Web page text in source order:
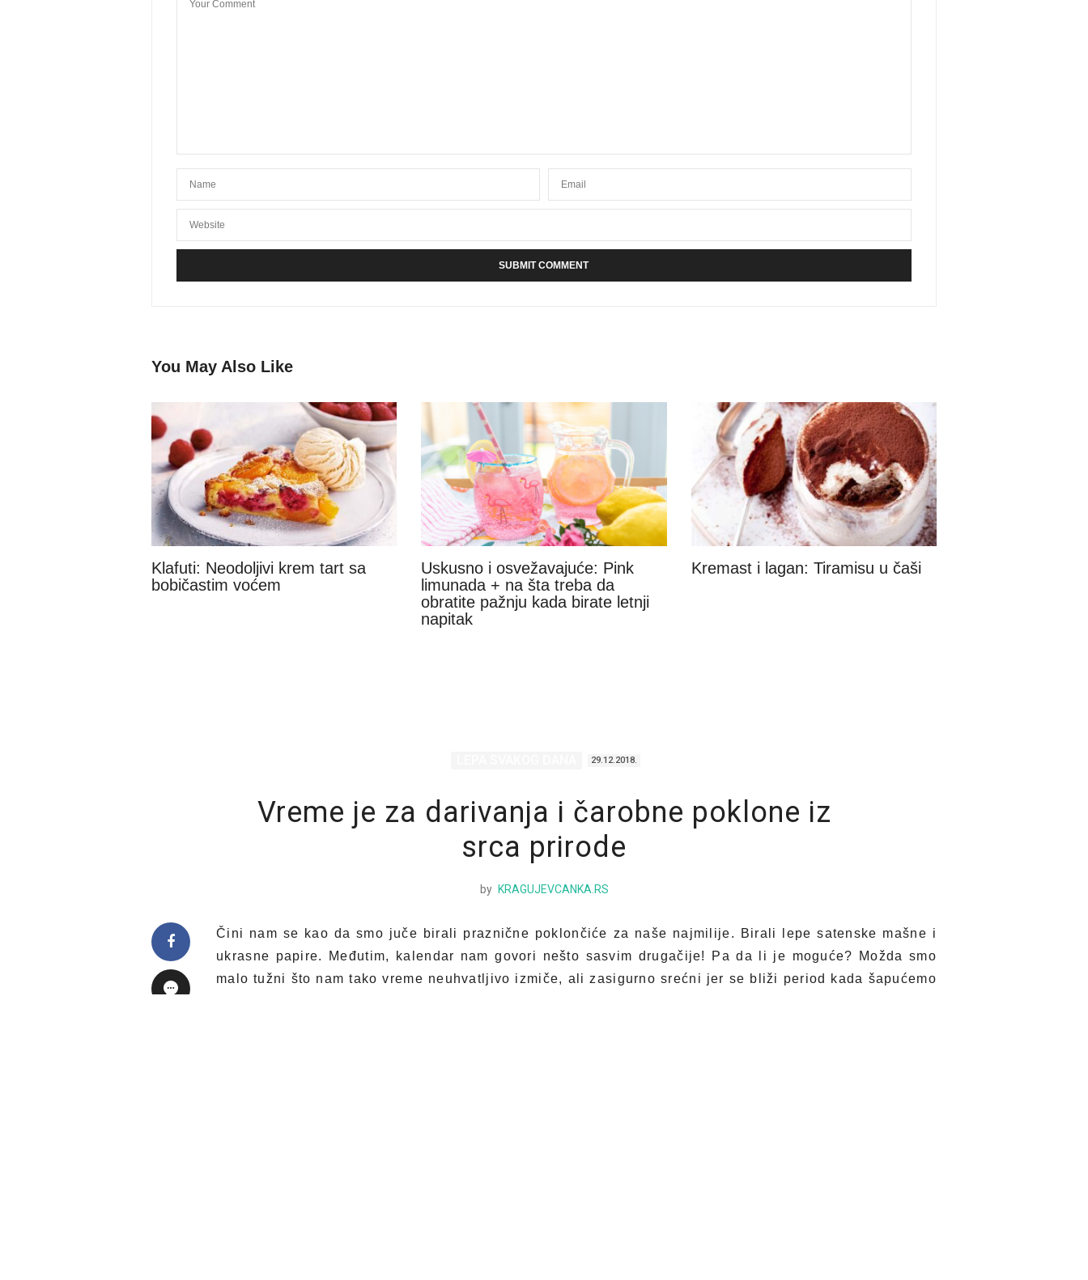
You May Also Like
Klafuti: Neodoljivi krem tart sa
bobičastim voćem
Uskusno i osvežavajuće: Pink
limunada + na šta treba da
obratite pažnju kada birate letnji
napitak
Kremast i lagan: Tiramisu u čaši
29.12.2018.
Vreme je za darivanja i čarobne poklone iz
srca prirode
by KRAGUJEVCANKA.RS
Čini nam se kao da smo juče birali praznične poklončiće za naše najmilije. Birali lepe satenske mašne i
ukrasne papire. Međutim, kalendar nam govori nešto sasvim drugačije! Pa da li je moguće? Možda smo
malo tužni što nam tako vreme neuhvatljivo izmiče, ali zasigurno srećni jer se bliži period kada šapućemo